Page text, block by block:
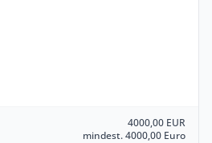
4000,00 EUR
mindest. 4000,00 Euro